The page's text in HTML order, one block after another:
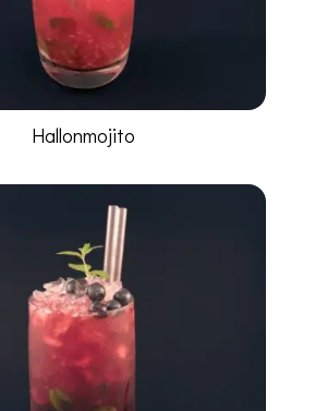
Hallonmojito